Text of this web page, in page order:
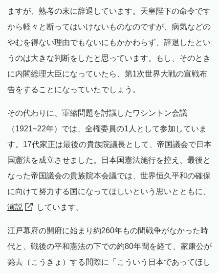
ますが、熟考の末に辞退しています。天皇陛下の命令です
から軽々と断ってはいけないものなのですが、病気などの
やむを得ない理由でもないにもかかわらず、辞退したとい
うのは大きな判断をしたと思っています。もし、そのとき
に内閣総理大臣になっていたら、第1次世界大戦の宣戦布
告をすることになっていたでしょう。
その代わりに、軍縮問題を討議したワシントン会議
（1921~22年）では、全権委員の1人として参加していま
す。17代家正は最後の貴族院議長として、帝国議会で日本
国憲法を成立させました。日本国憲法施行を控え、最後と
なった帝国議会の貴族院本会議では、世界恒久平和の確保
に向けて努力する国になってほしいという思いとともに、
演説
しています。
江戸幕府の開府に始まり約260年もの間戦争がなかった時
代と、戦後の平和憲法の下での約80年間を経て、家康公が
薨去（こうきょ）する間際に「こういう日本であってほし